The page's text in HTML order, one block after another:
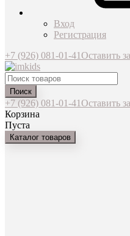
Вход
Регистрация
+7 (926) 081-01-41Оставить
Поиск
+7 (926) 081-01-41Оставить
Корзина
Пуста
Каталог товаров